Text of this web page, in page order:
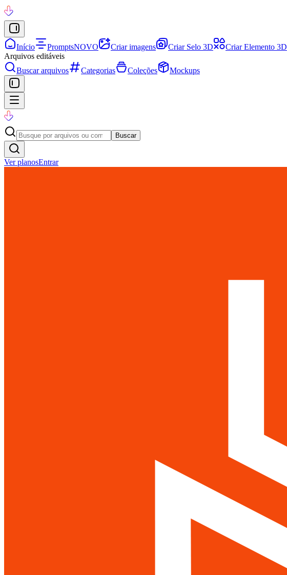
Início PromptsNOVO Criar imagens Criar Selo 3D Criar Elemento 3D
Arquivos editáveis
Buscar arquivos
Categorias Coleções Mockups
Buscar
Ver planosEntrar